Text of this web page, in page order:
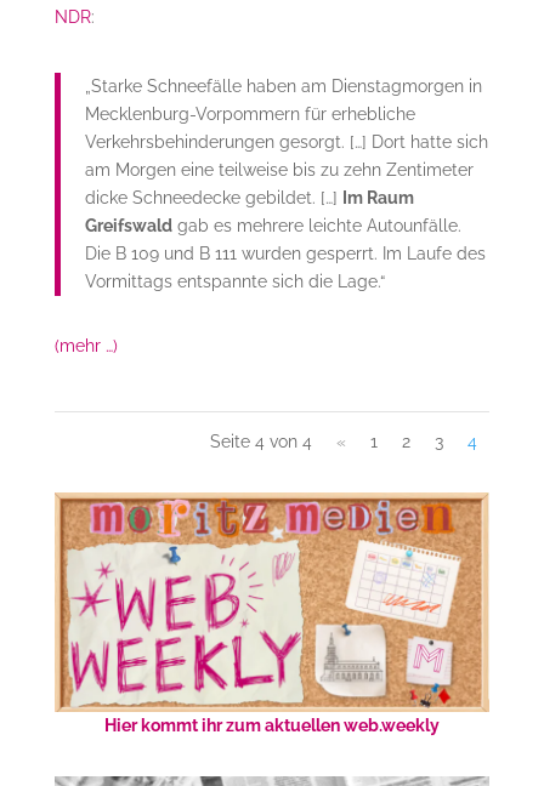
NDR:
„Starke Schneefälle haben am Dienstagmorgen in
Mecklenburg-Vorpommern für erhebliche
Verkehrsbehinderungen gesorgt. […] Dort hatte sich
am Morgen eine teilweise bis zu zehn Zentimeter
dicke Schneedecke gebildet. […]
Im Raum
Greifswaldgab es mehrere leichte Autounfälle.
Die B 109 und B 111 wurden gesperrt. Im Laufe des
Vormittags entspannte sich die Lage.“
(mehr …)
Seite 4 von 4 « 1 2 3 4
Hier kommt ihr zum aktuellen web.weekly